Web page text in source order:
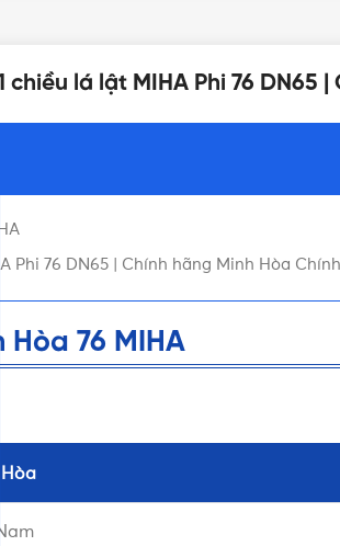
DN65 - Φ76mm
chiều lá lật MIHA Phi 76 DN65
Phi 76 DN65 | Chính hãng Minh Hòa
Hòa 76 MIHA
Hòa